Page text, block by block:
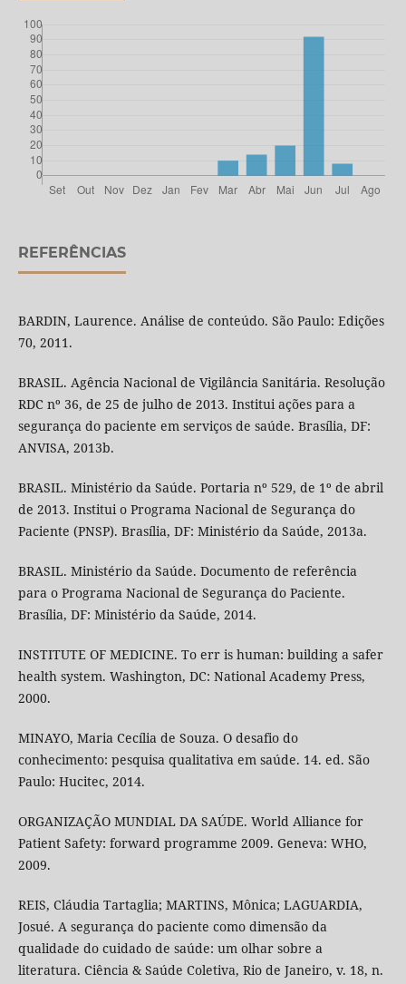
REFERÊNCIAS
BARDIN, Laurence. Análise de conteúdo. São Paulo: Edições
70, 2011.
BRASIL. Agência Nacional de Vigilância Sanitária. Resolução
RDC nº 36, de 25 de julho de 2013. Institui ações para a
segurança do paciente em serviços de saúde. Brasília, DF:
ANVISA, 2013b.
BRASIL. Ministério da Saúde. Portaria nº 529, de 1º de abril
de 2013. Institui o Programa Nacional de Segurança do
Paciente (PNSP). Brasília, DF: Ministério da Saúde, 2013a.
BRASIL. Ministério da Saúde. Documento de referência
para o Programa Nacional de Segurança do Paciente.
Brasília, DF: Ministério da Saúde, 2014.
INSTITUTE OF MEDICINE. To err is human: building a safer
health system. Washington, DC: National Academy Press,
2000.
MINAYO, Maria Cecília de Souza. O desafio do
conhecimento: pesquisa qualitativa em saúde. 14. ed. São
Paulo: Hucitec, 2014.
ORGANIZAÇÃO MUNDIAL DA SAÚDE. World Alliance for
Patient Safety: forward programme 2009. Geneva: WHO,
2009.
REIS, Cláudia Tartaglia; MARTINS, Mônica; LAGUARDIA,
Josué. A segurança do paciente como dimensão da
qualidade do cuidado de saúde: um olhar sobre a
literatura. Ciência & Saúde Coletiva, Rio de Janeiro, v. 18, n.